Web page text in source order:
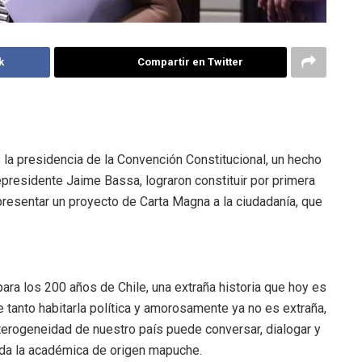
Compartir en Twitter
presidencia de la Convención Constitucional, un hecho
Jaime Bassa, lograron constituir por primera
un proyecto de Carta Magna a la ciudadanía, que
los 200 años de Chile, una extraña historia que hoy es
habitarla política y amorosamente ya no es extraña,
de nuestro país puede conversar, dialogar y
la académica de origen mapuche.